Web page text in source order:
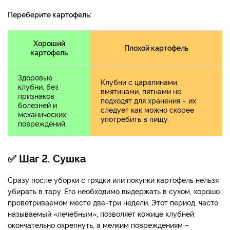
Переберите картофель:
Хороший
картофель
Плохой картофель
Здоровые
клубни, без
признаков
болезней и
механических
повреждений.
Клубни с царапинами,
вмятинами, пятнами не
подходят для хранения – их
следует как можно скорее
употребить в пищу.
✅ Шаг 2. Сушка
Сразу после уборки с грядки или покупки картофель нельзя
убирать в тару. Его необходимо выдержать в сухом, хорошо
проветриваемом месте две–три недели. Этот период, часто
называемый «лечебным», позволяет кожице клубней
окончательно окрепнуть, а мелким повреждениям –